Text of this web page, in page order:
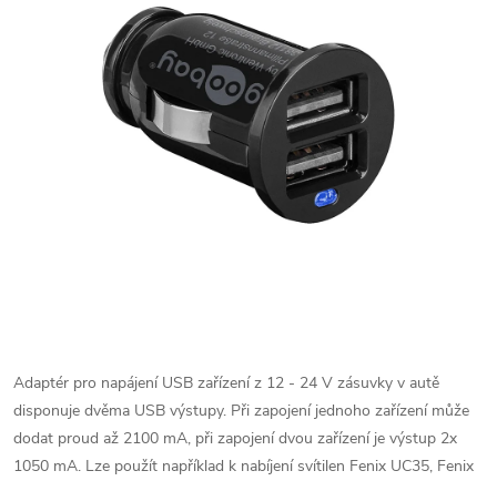
Adaptér pro napájení USB zařízení z 12 - 24 V zásuvky v autě
disponuje dvěma USB výstupy. Při zapojení jednoho zařízení může
dodat proud až 2100 mA, při zapojení dvou zařízení je výstup 2x
1050 mA. Lze použít například k nabíjení svítilen Fenix UC35, Fenix